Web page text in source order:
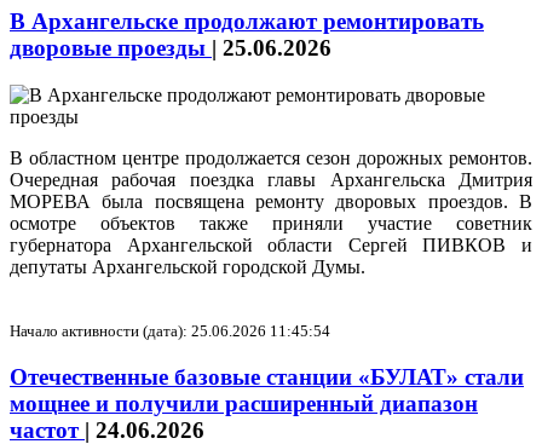
В Архангельске продолжают ремонтировать
дворовые проезды | 25.06.2026
В областном центре продолжается сезон дорожных ремонтов.
Очередная рабочая поездка главы Архангельска Дмитрия
МОРЕВА была посвящена ремонту дворовых проездов. В
осмотре объектов также приняли участие советник
губернатора Архангельской области Сергей ПИВКОВ и
депутаты Архангельской городской Думы.
Начало активности (дата): 25.06.2026 11:45:54
Отечественные базовые станции «БУЛАТ» стали
мощнее и получили расширенный диапазон
частот | 24.06.2026